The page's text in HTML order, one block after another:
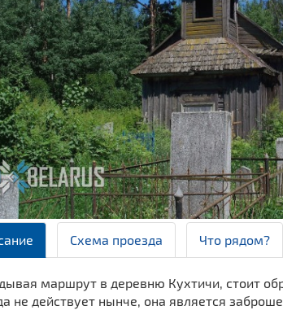
Схема проезда Что рядом?
маршрут в деревню Кухтичи, стоит
не действует нынче, она является